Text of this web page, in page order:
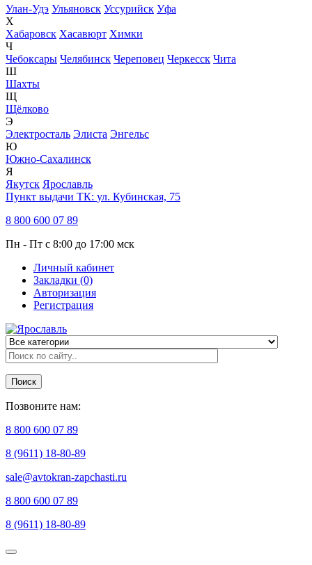
Улан-Удэ Ульяновск Уссурийск Уфа
Х
Хабаровск Хасавюрт Химки
Ч
Чебоксары Челябинск Череповец Черкесск Чита
Ш
Шахты
Щ
Щёлково
Э
Электросталь Элиста Энгельс
Ю
Южно-Сахалинск
Я
Якутск Ярославль
Пункт выдачи ТК: ул. Кубинская, 75
8 800 600 07 89
Пн - Пт с 8:00 до 17:00 мск
Личный кабинет
Закладки (0)
Авторизация
Регистрация
Поиск
Позвоните нам:
8 800 600 07 89
8 (9611) 18-80-89
sale@avtokran-zapchasti.ru
8 800 600 07 89
8 (9611) 18-80-89